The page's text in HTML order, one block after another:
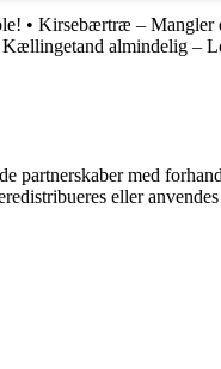
• Kirsebærtræ – Mangler
Kællingetand almindelig –
partnerskaber med
eller